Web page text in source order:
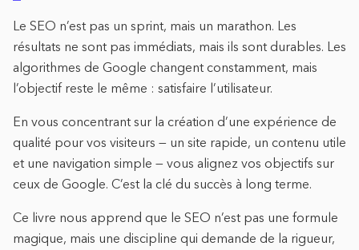
Le SEO n’est pas un sprint, mais un marathon. Les
résultats ne sont pas immédiats, mais ils sont durables. Les
algorithmes de Google changent constamment, mais
l’objectif reste le même : satisfaire l’utilisateur.
En vous concentrant sur la création d’une expérience de
qualité pour vos visiteurs — un site rapide, un contenu utile
et une navigation simple — vous alignez vos objectifs sur
ceux de Google. C’est la clé du succès à long terme.
Ce livre nous apprend que le SEO n’est pas une formule
magique, mais une discipline qui demande de la rigueur,